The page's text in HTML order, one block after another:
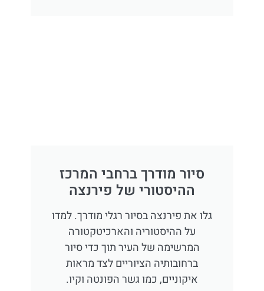
סיור מודרך ברחבי המרכז
ההיסטורי של פירנצה
גלו את פירנצה בסיור רגלי מודרך. למדו
על ההיסטוריה והארכיטקטורה
המרשימה של העיר תוך כדי סיור
ברחובותיה הציוריים לצד מראות
איקוניים, כמו גשר הפונטה וקיו.